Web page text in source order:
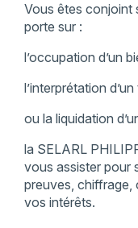
Vous êtes conjoint
porte sur :
l’occupation d’un
l’interprétation
ou la liquidation
la SELARL
vous assister pour
preuves, chiffrage,
vos intérêts.